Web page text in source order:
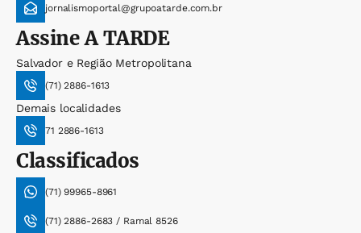
jornalismoportal@grupoatarde.com.br
AssineA TARDE
Salvador e Região Metropolitana
(71) 2886-1613
Demais localidades
71 2886-1613
Classificados
(71) 99965-8961
(71) 2886-2683 / Ramal 8526